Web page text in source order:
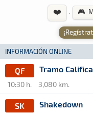
❤️ · 🎮
INFORMACIÓN ONLINE
QF Tramo
10:30 h. 3,080 km.
SK Shakedown